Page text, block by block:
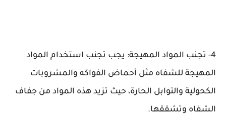
4- تجنب المواد المهيجة: يجب تجنب استخدام المواد
المهيجة للشفاه مثل أحماض الفواكه والمشروبات
الكحولية والتوابل الحارة، حيث تزيد هذه المواد من جفاف
الشفاه وتشققها.